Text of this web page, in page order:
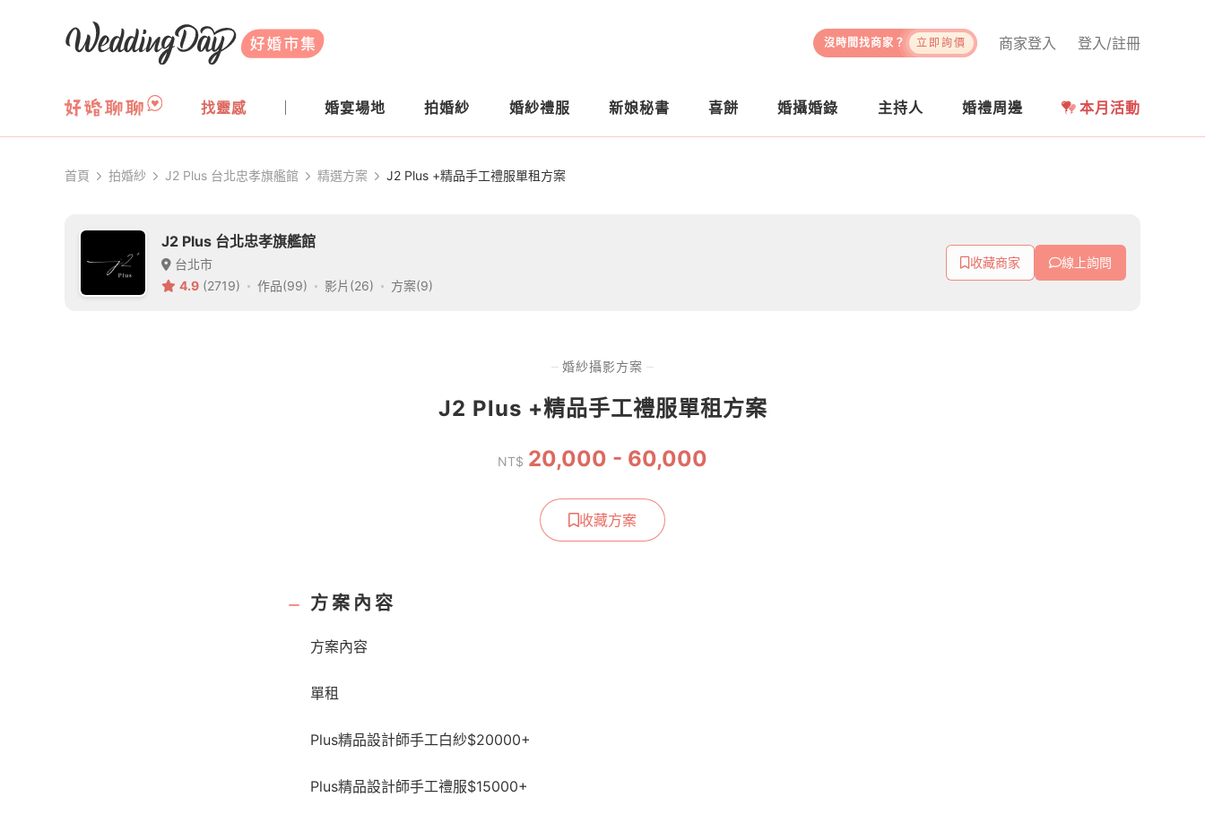
WeddingDay 好婚市集
登入/註冊
商家登入
沒時間找商家？ 立即詢價
找靈感 婚宴場地 拍婚紗 婚紗禮服 新娘秘書 喜餅 婚攝婚錄 主持人 婚禮周邊 本月活動
首頁 拍婚紗 J2 Plus 台北忠孝旗艦館 精選方案 J2 Plus +精品手工禮服單租方案
J2 Plus 台北忠孝旗艦館
台北市
4.9 (2719) 作品(99) 影片(26) 方案(9)
收藏商家 線上詢問
婚紗攝影方案
J2 Plus +精品手工禮服單租方案
NT$ 20,000 - 60,000
收藏方案
方案內容
方案內容
單租
Plus精品設計師手工白紗$20000+
Plus精品設計師手工禮服$15000+